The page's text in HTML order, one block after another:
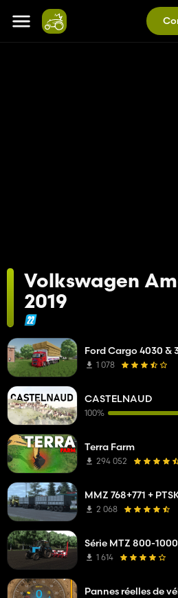
Volkswagen
2019
Ford Cargo 4030 &
1 078
CASTELNAUD
100%
Terra Farm
294 052
MMZ 768+771 +
2 068
Série MTZ 800-1000
1 614
Pannes réelles de